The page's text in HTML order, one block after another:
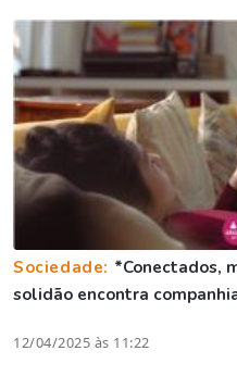
Sociedade: *Conectados,
solidão encontra
12/04/2025 às 11:22